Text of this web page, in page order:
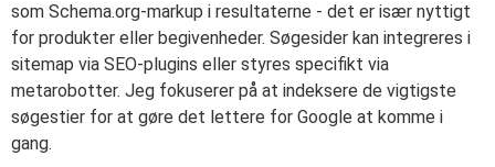
som Schema.org-markup i resultaterne - det er især nyttigt
for produkter eller begivenheder. Søgesider kan integreres i
sitemap via SEO-plugins eller styres specifikt via
metarobotter. Jeg fokuserer på at indeksere de vigtigste
søgestier for at gøre det lettere for Google at komme i
gang.